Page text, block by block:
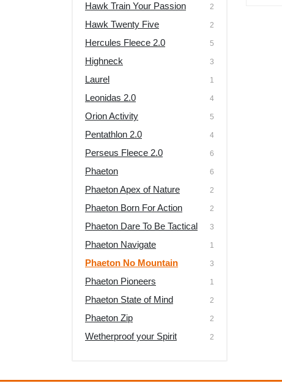
Hawk Train Your Passion 2
Hawk Twenty Five 2
Hercules Fleece 2.0 5
Highneck 3
Laurel 1
Leonidas 2.0 4
Orion Activity 5
Pentathlon 2.0 4
Perseus Fleece 2.0 6
Phaeton 6
Phaeton Apex of Nature 2
Phaeton Born For Action 2
Phaeton Dare To Be Tactical 3
Phaeton Navigate 1
Phaeton No Mountain 3
Phaeton Pioneers 1
Phaeton State of Mind 2
Phaeton Zip 2
Wetherproof your Spirit 2